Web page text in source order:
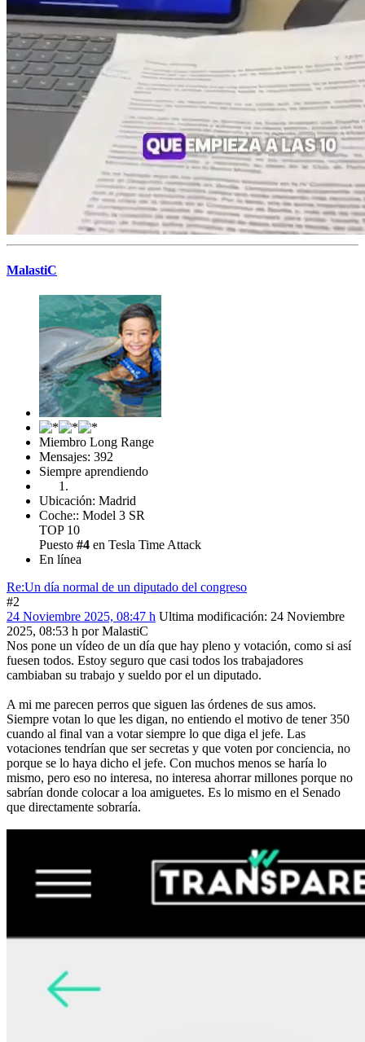
MalastiC
Miembro Long Range
Mensajes: 392
Siempre aprendiendo
Ubicación: Madrid
Coche:: Model 3 SR
TOP 10
Puesto #4 en Tesla Time Attack
En línea
Re:Un día normal de un diputado del congreso
#2
24 Noviembre 2025, 08:47 h Ultima modificación: 24 Noviembre
2025, 08:53 h por MalastiC
Nos pone un vídeo de un día que hay pleno y votación, como si así
fuesen todos. Estoy seguro que casi todos los trabajadores
cambiaban su trabajo y sueldo por el un diputado.
A mi me parecen perros que siguen las órdenes de sus amos.
Siempre votan lo que les digan, no entiendo el motivo de tener 350
cuando al final van a votar siempre lo que diga el jefe. Las
votaciones tendrían que ser secretas y que voten por conciencia, no
porque se lo haya dicho el jefe. Con muchos menos se haría lo
mismo, pero eso no interesa, no interesa ahorrar millones porque no
sabrían donde colocar a loa amiguetes. Es lo mismo en el Senado
que directamente sobraría.